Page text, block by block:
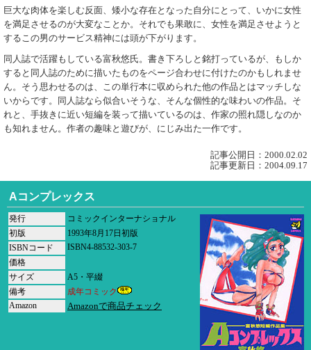
巨大な肉体を楽しむ反面、矮小な存在となった自分にとって、いかに女性
を満足させるのが大変なことか。それでも果敢に、女性を満足させようと
するこの男のサービス精神には頭が下がります。
同人誌で活躍もしている富秋悠氏。書き下ろしと銘打っているが、もしか
すると同人誌のために描いたものをページ合わせに付けたのかもしれませ
ん。そう思わせるのは、この単行本に収められた他の作品とはマッチしな
いからです。同人誌なら似合いそうな、そんな個性的な味わいの作品。そ
れと、手抜きに近い短編を装って描いているのは、作家の照れ隠しなのか
も知れません。作者の趣味と遊びが、にじみ出た一作です。
記事公開日：2000.02.02
記事更新日：2004.09.17
Aコンプレックス
発行
コミックインターナショナル
初版
1993年8月17日初版
ISBNコード
ISBN4-88532-303-7
価格
サイズ
A5・平綴
備考
成年コミック
Amazon
Amazonで商品チェック